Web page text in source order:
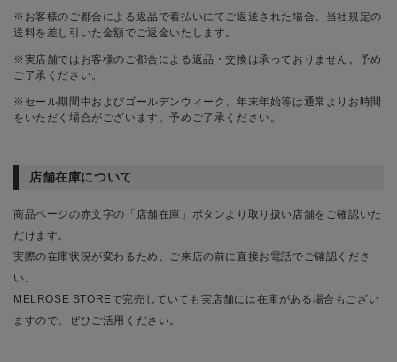
※お客様のご都合による返品で着払いにてご返送された場合、当社規定の
送料を差し引いた金額でご返金いたします。
※実店舗ではお客様のご都合による返品・交換は承っておりません。予め
ご了承ください。
※セール期間中およびゴールデンウィーク、年末年始等は通常よりお時間
をいただく場合がございます。予めご了承ください。
店舗在庫について
商品ページの赤文字の「店舗在庫」ボタンより取り扱い店舗をご確認いた
だけます。
実際の在庫状況が変わるため、ご来店の前に直接お電話でご確認くださ
い。
MELROSE STOREで完売していても実店舗には在庫がある場合もござい
ますので、ぜひご活用ください。